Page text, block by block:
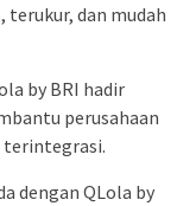
dan mudah
by BRI hadir
perusahaan
terintegrasi.
dengan QLola by